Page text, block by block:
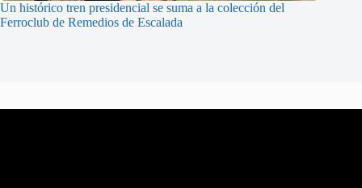
Un histórico tren presidencial se suma a la colección del
Ferroclub de Remedios de Escalada